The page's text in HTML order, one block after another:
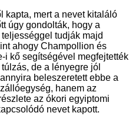
kapta, mert a nevet kitaláló
úgy gondolták, hogy a
tudják majd
ahogy Champollion és
i kő segítségével megfejtették
de a lényegre jól
beleszeretett ebbe a
hanem az
az ókori egyiptomi
nevet kapott.